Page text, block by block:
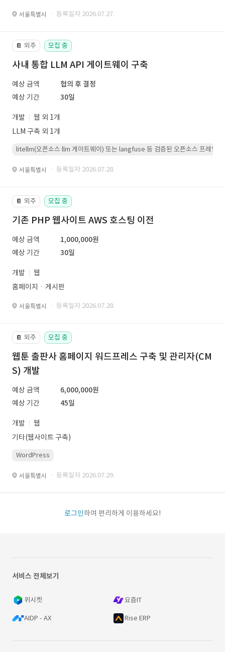
서울특별시 · 등록일자 2026.07.27.
📔 외주 모집 중
사내 통합 LLM API 게이트웨이 구축
예상 금액
협의 후 결정
예상 기간
30일
개발
웹 외 1개
LLM 구축 외 1개
litellm(오픈소스 llm 게이트웨이) 또는 langfuse 등 검증된 오픈소스 프레임워
서울특별시 · 등록일자 2026.07.28.
📔 외주 모집 중
기존 PHP 웹사이트 AWS 호스팅 이전
예상 금액
1,000,000원
예상 기간
30일
개발
웹
홈페이지ㆍ게시판
서울특별시 · 등록일자 2026.07.28.
📔 외주 모집 중
웹툰 출판사 홈페이지 워드프레스 구축 및 관리자(CM
S) 개발
예상 금액
6,000,000원
예상 기간
45일
개발
웹
기타(웹사이트 구축)
WordPress
서울특별시 · 등록일자 2026.07.29.
로그인하여 편리하게 이용하세요!
서비스 전체보기
위시켓 요즘IT
AIDP - AX Rise ERP